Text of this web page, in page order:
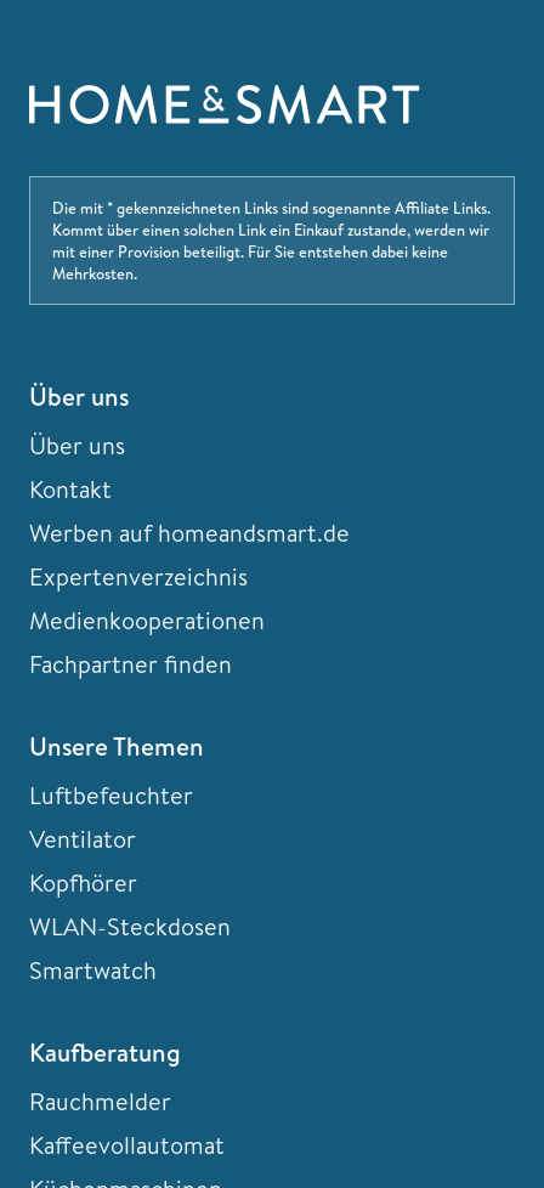
Die mit * gekennzeichneten Links sind sogenannte Affiliate Links.
Kommt über einen solchen Link ein Einkauf zustande, werden wir
mit einer Provision beteiligt. Für Sie entstehen dabei keine
Mehrkosten.
Über uns
Über uns
Kontakt
Werben auf homeandsmart.de
Expertenverzeichnis
Medienkooperationen
Fachpartner finden
Unsere Themen
Luftbefeuchter
Ventilator
Kopfhörer
WLAN-Steckdosen
Smartwatch
Kaufberatung
Rauchmelder
Kaffeevollautomat